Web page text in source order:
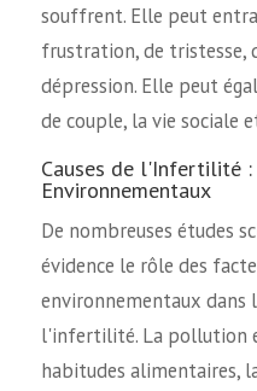
souffrent. Elle peut
frustration, de tristesse,
dépression. Elle peut
de couple, la vie sociale
Causes de l'Infertilité
Environnementaux
De nombreuses études
évidence le rôle des
environnementaux dans
l'infertilité. La pollution
habitudes alimentaires,